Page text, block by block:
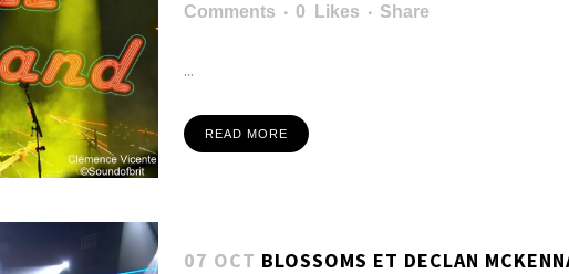
Comments
0 Likes Share
...
READ MORE
07 OCT BLOSSOMS ET DECLAN